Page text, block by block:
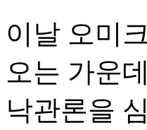
이날 오미
오는 가운
낙관론을